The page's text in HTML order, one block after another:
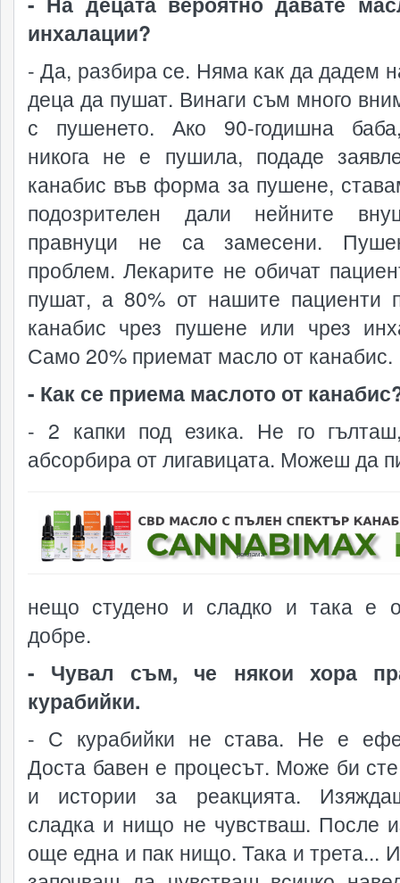
инхалации?
- Да, разбира се. Няма как да дадем
деца да пушат. Винаги съм много
с пушенето. Ако 90-годишна
никога не е пушила, подаде
канабис във форма за пушене,
подозрителен дали нейните
правнуци не са замесени.
проблем. Лекарите не обичат
пушат, а 80% от нашите пациенти
канабис чрез пушене или чрез
Само 20% приемат масло от канабис.
- Как се приема маслото от
- 2 капки под езика. Не го
абсорбира от лигавицата. Можеш да
реклама
нещо студено и сладко и така е
добре.
- Чувал съм, че някои хора
курабийки.
- С курабийки не става. Не е
Доста бавен е процесът. Може би
и истории за реакцията.
сладка и нищо не чувстваш. После
още една и пак нищо. Така и трета...